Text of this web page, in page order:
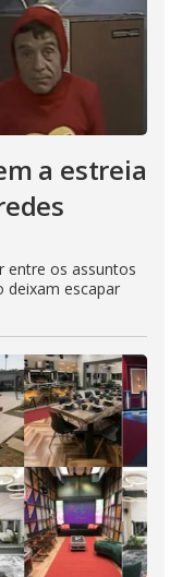
a estreia
entre os assuntos
deixam escapar